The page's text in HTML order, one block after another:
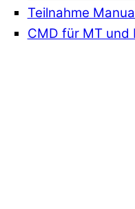
Teilnahme
CMD für MT und